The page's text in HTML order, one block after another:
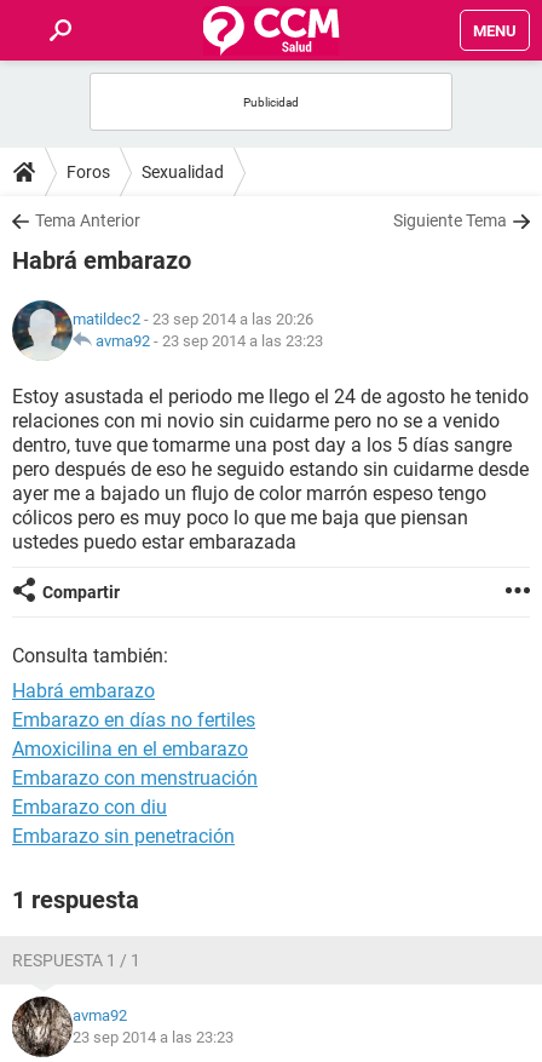
MENU
FOROS
SALUD
NUTRICIÓN
BIENESTAR
SEXUALIDAD
GLOSARIO
Foros Sexualidad
Tema Anterior Siguiente Tema
Habrá embarazo
matildec2 - 23 sep 2014 a las 20:26
avma92 - 23 sep 2014 a las 23:23
Estoy asustada el periodo me llego el 24 de agosto he tenido
relaciones con mi novio sin cuidarme pero no se a venido
dentro, tuve que tomarme una post day a los 5 días sangre
pero después de eso he seguido estando sin cuidarme desde
ayer me a bajado un flujo de color marrón espeso tengo
cólicos pero es muy poco lo que me baja que piensan
ustedes puedo estar embarazada
Compartir
Consulta también:
Habrá embarazo
Embarazo en días no fertiles
Amoxicilina en el embarazo
Embarazo con menstruación
Embarazo con diu
Embarazo sin penetración
1 respuesta
RESPUESTA 1 / 1
avma92
23 sep 2014 a las 23:23